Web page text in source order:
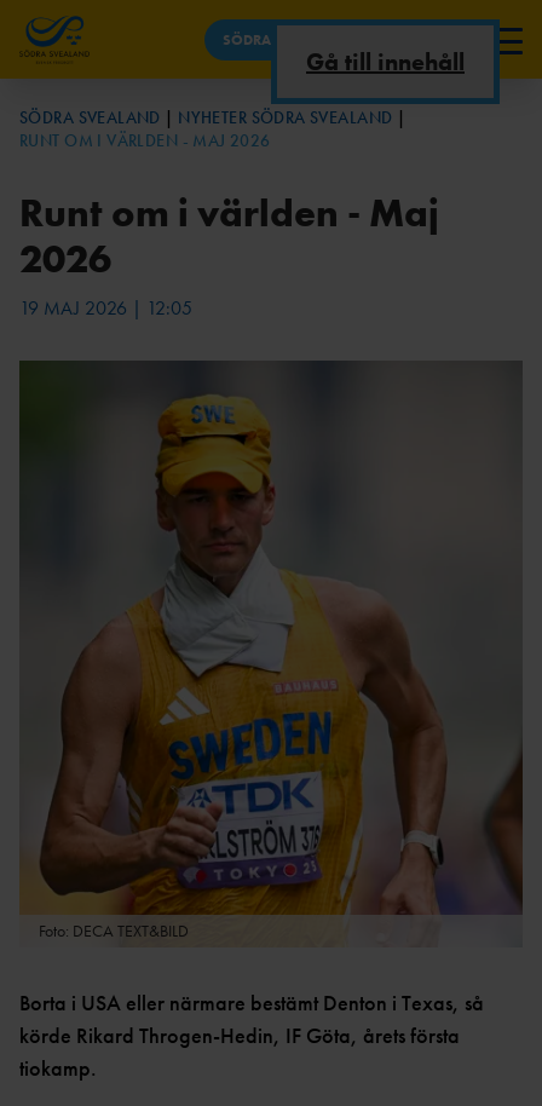
Gå till innehåll
SÖDRA SVEALAND
NYHETER SÖDRA SVEALAND
TÄVLINGAR
LÖPARSERIE
MÄLARSERIE
TÄVLINGAR
REGIONSMÄSTERSKAP
EN
DISTRIKTSREKO
RD
TIDIGARE
ÅR
UTBILDNINGAR
KONTAKTA
KOMMITTÉ
ÅRSMÖT
E
202
202
5
DOKUMENT
SÖDRA SVEALAND
NYHETER SÖDRA SVEALAND
RUNT OM I VÄRLDEN - MAJ 2026
Runt om i världen - Maj
2026
19 MAJ 2026 | 12:05
Foto: DECA TEXT&BILD
Borta i USA eller närmare bestämt Denton i Texas, så
körde Rikard Throgen-Hedin, IF Göta, årets första
tiokamp.